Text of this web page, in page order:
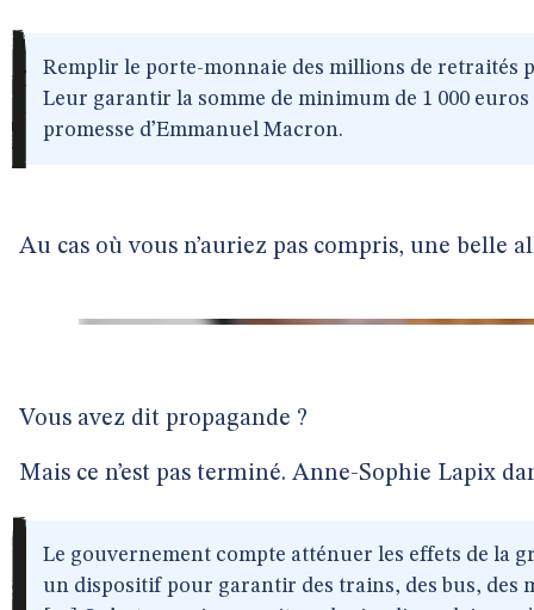
Remplir le porte-monnaie des millions de retraités
Leur garantir la somme de minimum de 1 000
promesse d’Emmanuel Macron.
Au cas où vous n’auriez pas compris, une belle
Vous avez dit propagande ?
Mais ce n’est pas terminé. Anne-Sophie Lapix
Le gouvernement compte atténuer les effets de la
un dispositif pour garantir des trains, des bus, des